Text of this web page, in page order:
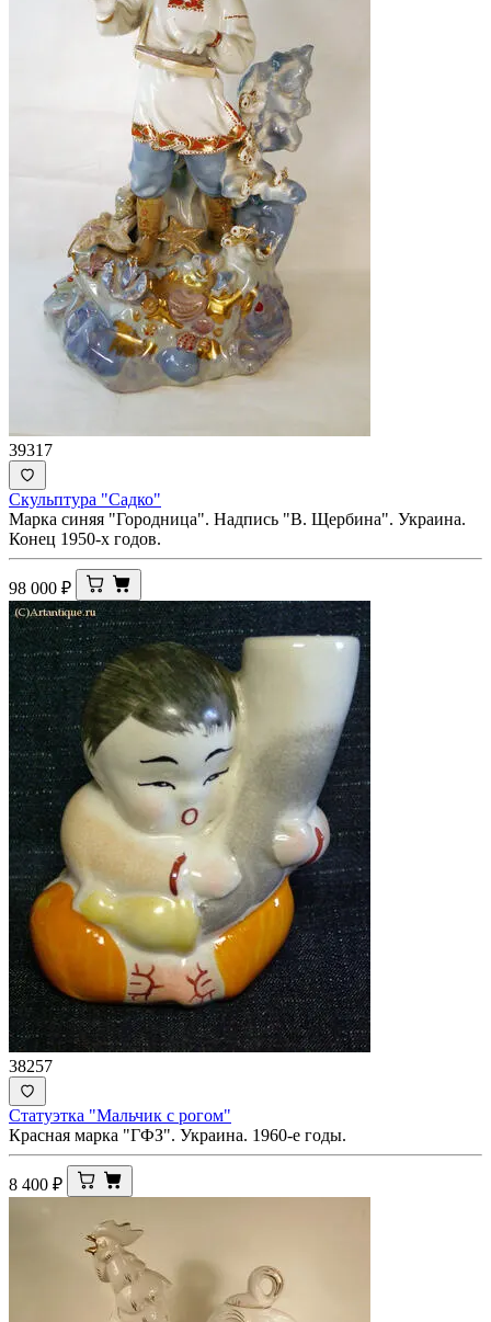
39317
Скульптура "Садко"
Марка синяя "Городница". Надпись "В. Щербина". Украина.
Конец 1950-х годов.
98 000 ₽
38257
Статуэтка "Мальчик с рогом"
Красная марка "ГФЗ". Украина. 1960-е годы.
8 400 ₽